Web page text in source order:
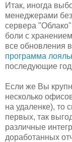
Итак, иногда
менеджерами
сервера
боли с
все обновления
программа
последующие
Если же Вы
несколько
на удаленке), то
первых, так
различные
доработанных